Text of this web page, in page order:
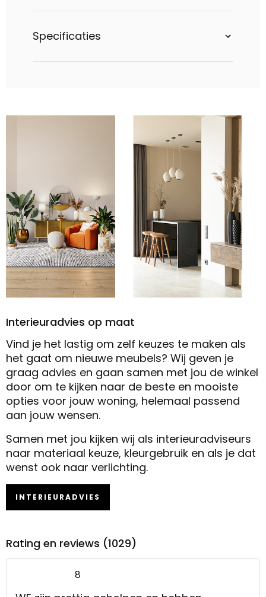
Specificaties
Interieuradvies op maat
Vind je het lastig om zelf keuzes te maken als
het gaat om nieuwe meubels? Wij geven je
graag advies en gaan samen met jou de winkel
door om te kijken naar de beste en mooiste
opties voor jouw woning, helemaal passend
aan jouw wensen.
Samen met jou kijken wij als interieuradviseurs
naar materiaal keuze, kleurgebruik en als je dat
wenst ook naar verlichting.
INTERIEURADVIES
Rating en reviews (1029)
8